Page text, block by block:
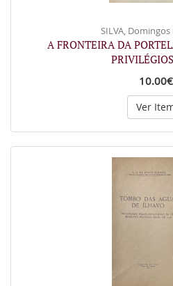
SILVA,
A FRONTEIRA DA
10.00€
Ver